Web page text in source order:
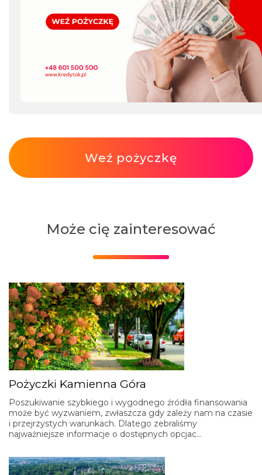
Weź pożyczkę
Może cię zainteresować
Pożyczki Kamienna Góra
Poszukiwanie szybkiego i wygodnego źródła finansowania
może być wyzwaniem, zwłaszcza gdy zależy nam na czasie
i przejrzystych warunkach. Dlatego zebraliśmy
najważniejsze informacje o dostępnych opcjac…